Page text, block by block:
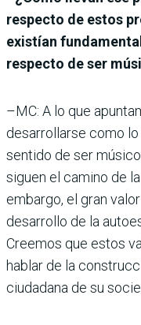
respecto de estos
existían
respecto de ser
–MC: A lo que
desarrollarse como lo
sentido de ser
siguen el camino de
embargo, el gran
desarrollo de la
Creemos que estos
hablar de la
ciudadana de su